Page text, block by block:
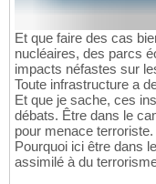
Et que faire des cas
nucléaires, des parcs
impacts néfastes sur
Toute infrastructure a
Et que je sache, ces
débats. Être dans le
pour menace terroriste.
Pourquoi ici être dans
assimilé à du